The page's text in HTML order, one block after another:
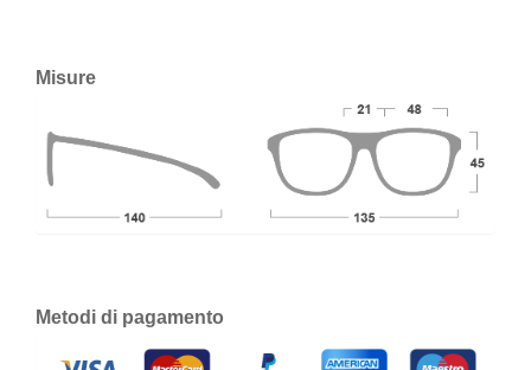
Misure
Metodi di pagamento